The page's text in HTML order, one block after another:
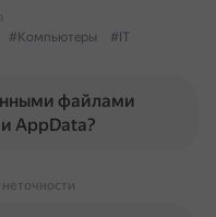
#Компьютеры
#IT
файлами
AppData?